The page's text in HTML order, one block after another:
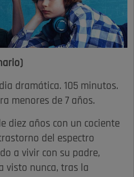
dramática. 105 minutos.
menores de 7 años.
diez años con un cociente
del espectro
a vivir con su padre,
visto nunca, tras la